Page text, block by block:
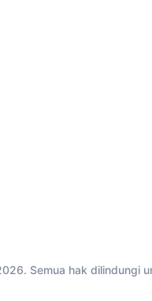
Semua hak dilindungi